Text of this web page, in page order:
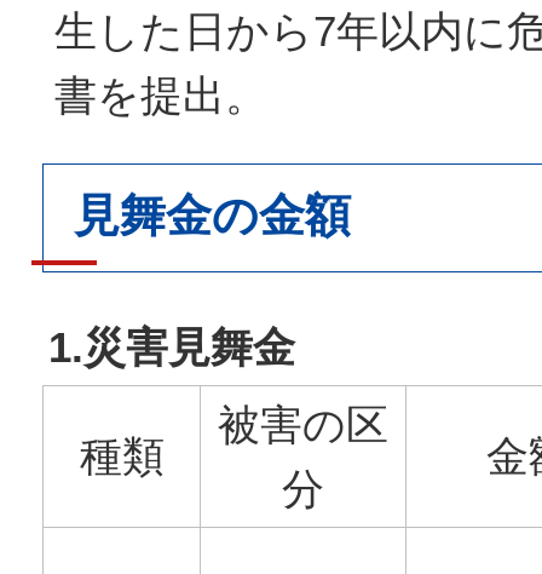
生した日から7年以内に
書を提出。
見舞金の金額
1.災害見舞金
種類
被害の区
分
金